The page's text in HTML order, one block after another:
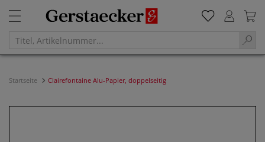
Startseite Clairefontaine Alu-Papier, doppelseitig